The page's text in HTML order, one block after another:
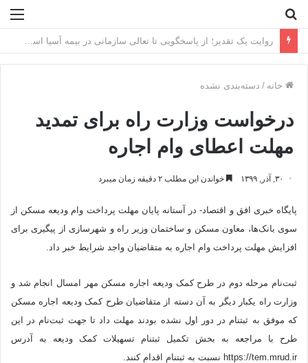
برای
تأمین مالی ۳۹۶ هزار واحد نهضت ملی توسط بانک مسکن
خانه / دسته‌بندی نشده
درخواست وزارت راه برای تمدید
مهلت اعطای وام اجاره
۳۰, آذر, ۱۳۹۹ خواندن این مطلب ۲ دقیقه زمان میبرد
پایگاه خبری افق و اقتصاد- در آستانه پایان مهلت پرداخت وام ودیعه مسکن از
سوی بانک‌ها، معاون مسکن و ساختمان وزیر راه و شهرسازی از پیگیری برای
افزایش مهلت پرداخت وام اجاره به متقاضیان واجد شرایط خبر داد.
ثبت‌نام مرحله دوم در طرح کمک ودیعه اجاره مسکن مهر امسال انجام شد و
وزارت راه یکبار دیگر به آن دسته از متقاضیان طرح کمک ودیعه اجاره مسکن
که موفق به ثبت‎نام در دور اول نشده بودند مهلت داد تا جهت ثبت‌نام در این
طرح با مراجعه به بخش تکمیل ثبت‎نام تسهیلات کمک ودیعه به آدرس
https://tem.mrud.ir نسبت به ثبت‎نام اقدام کنند.